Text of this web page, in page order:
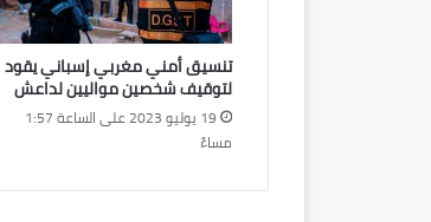
تنسيق أمني مغربي إسباني يقود
لتوقيف شخصين مواليين لداعش
19 يوليو 2023 على الساعة 1:57
مساءً